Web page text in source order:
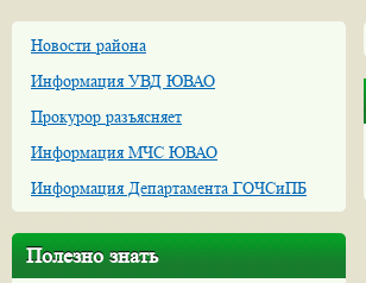
Новости района
Информация УВД ЮВАО
Прокурор разъясняет
Информация МЧС ЮВАО
Информация Департамента ГОЧСиПБ
Полезно знать